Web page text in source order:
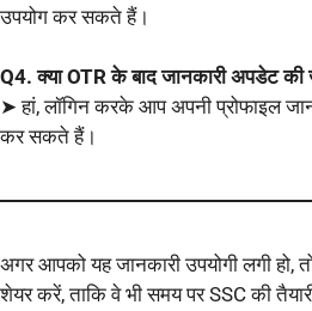
उपयोग कर सकते हैं।
Q4. क्या OTR के बाद जानकारी अपडेट की
➤ हां, लॉगिन करके आप अपनी प्रोफाइल
कर सकते हैं।
अगर आपको यह जानकारी उपयोगी लगी
शेयर करें, ताकि वे भी समय पर SSC की